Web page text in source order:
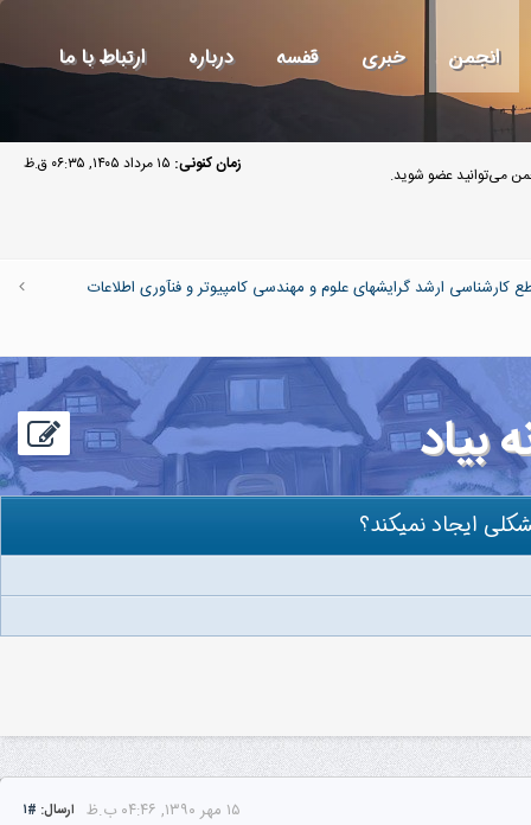
انجمن خبری قفسه درباره ارتباط با ما
زمان کنونی: ۱۵ مرداد ۱۴۰۵, ۰۶:۳۵ ق.ظ می‌توانید عضو شوید.
ارشد گرایشهای علوم و مهندسی کامپیوتر و فنآوری اطلاعات
بیاد
ایجاد نمیکند؟
ارسال: #۱ ۱۵ مهر ۱۳۹۰, ۰۴:۴۶ ب.ظ